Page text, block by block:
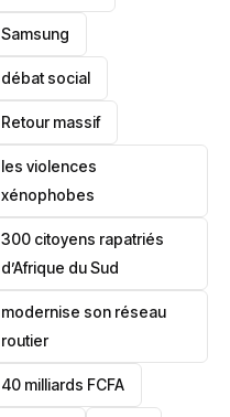
Samsung
débat social
Retour massif
les violences
xénophobes
300 citoyens rapatriés
d’Afrique du Sud
modernise son réseau
routier
40 milliards FCFA